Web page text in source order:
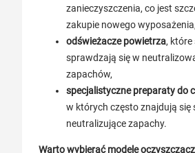
zanieczyszczenia, co jest
zakupie nowego wyposażenia,
odświeżacze powietrza,
sprawdzają się w
zapachów,
specjalistyczne preparaty do
w których często znajdują się
neutralizujące zapachy.
Warto wybierać modele